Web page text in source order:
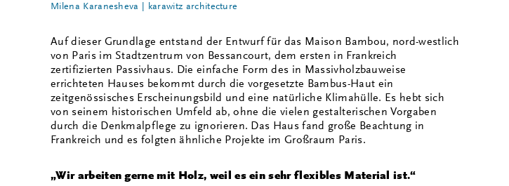
Milena Karanesheva | karawitz architecture
Auf dieser Grundlage entstand der Entwurf für das Maison Bambou, nord-westlich
von Paris im Stadtzentrum von Bessancourt, dem ersten in Frankreich
zertifizierten Passivhaus. Die einfache Form des in Massivholzbauweise
errichteten Hauses bekommt durch die vorgesetzte Bambus-Haut ein
zeitgenössisches Erscheinungsbild und eine natürliche Klimahülle. Es hebt sich
von seinem historischen Umfeld ab, ohne die vielen gestalterischen Vorgaben
durch die Denkmalpflege zu ignorieren. Das Haus fand große Beachtung in
Frankreich und es folgten ähnliche Projekte im Großraum Paris.
„Wir arbeiten gerne mit Holz, weil es ein sehr flexibles Material ist.“